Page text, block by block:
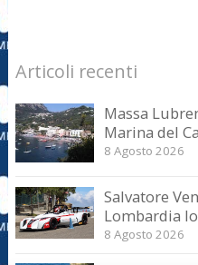
Articoli recenti
Massa
Marina del
8 Agosto 2026
Salvatore
Lombardia
8 Agosto 2026